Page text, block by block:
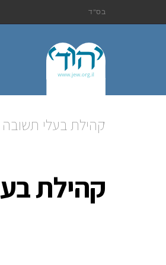
בס"ד
קהילת בעלי
קהילת